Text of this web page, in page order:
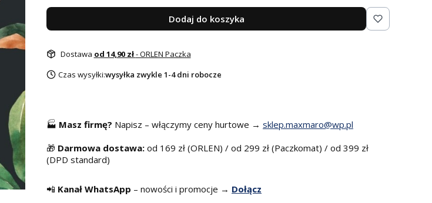
Dodaj do koszyka
Dostawa od 14,90 zł- ORLEN Paczka
Czas wysyłki:wysyłka zwykle 1-4 dni robocze
🏭 Masz firmę? Napisz – włączymy ceny hurtowe → sklep.maxmaro@wp.pl
🎁 Darmowa dostawa: od 169 zł (ORLEN) / od 299 zł (Paczkomat) / od 399 zł
(DPD standard)
📲 Kanał WhatsApp – nowości i promocje → Dołącz